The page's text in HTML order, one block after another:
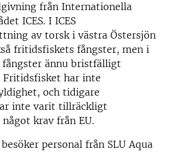
från Internationella
ICES. I ICES
av torsk i västra Östersjön
fritidsfiskets fångster, men i
fångster ännu bristfälligt
Fritidsfisket har inte
och tidigare
inte varit tillräckligt
krav från EU.
personal från SLU Aqua